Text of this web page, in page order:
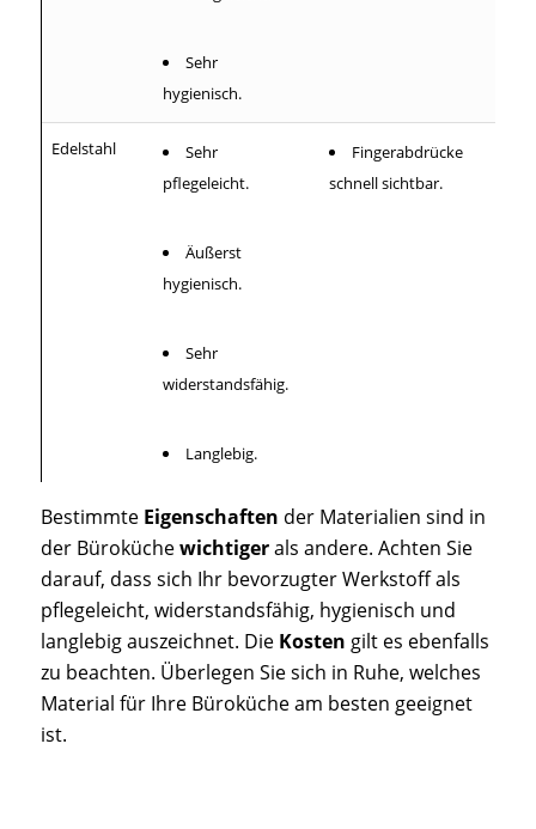
Sehr
hygienisch.
Edelstahl
Sehr
pflegeleicht.
Äußerst
hygienisch.
Sehr
widerstandsfähig.
Langlebig.
Fingerabdrücke
schnell sichtbar.
Bestimmte Eigenschaften der Materialien sind in
der Büroküchewichtigerals andere. Achten Sie
darauf, dass sich Ihr bevorzugter Werkstoff als
pflegeleicht, widerstandsfähig, hygienisch und
langlebig auszeichnet. Die Kosten gilt es ebenfalls
zu beachten. Überlegen Sie sich in Ruhe, welches
Material für Ihre Büroküche am besten geeignet
ist.